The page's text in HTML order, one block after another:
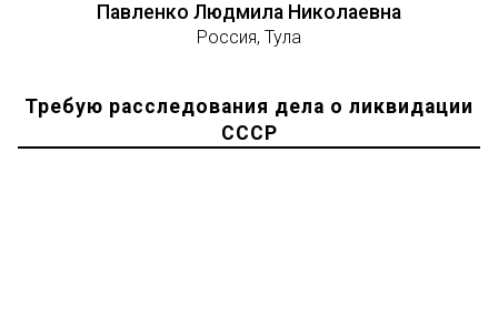
Павленко Людмила Николаевна
Россия, Тула
Требую расследования дела о ликвидации
СССР